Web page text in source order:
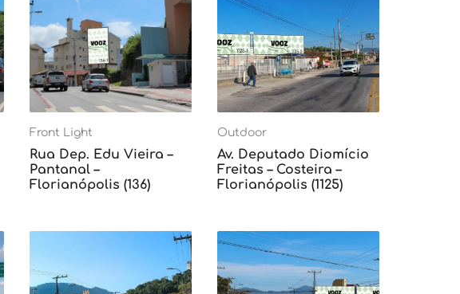
Front Light
Rua Dep. Edu Vieira –
Pantanal –
Florianópolis (136)
Outdoor
Av. Deputado Diomício
Freitas – Costeira –
Florianópolis (1125)